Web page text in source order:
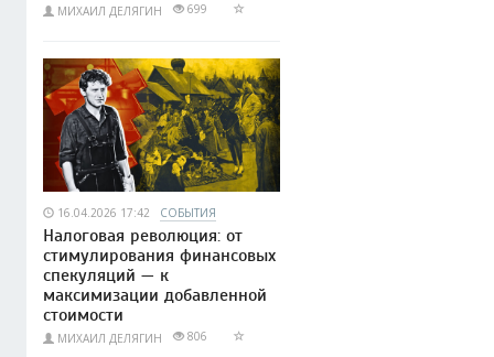
МИХАИЛ ДЕЛЯГИН 699
16.04.2026 17:42 СОБЫТИЯ
Налоговая революция: от
стимулирования финансовых
спекуляций — к
максимизации добавленной
стоимости
МИХАИЛ ДЕЛЯГИН 806